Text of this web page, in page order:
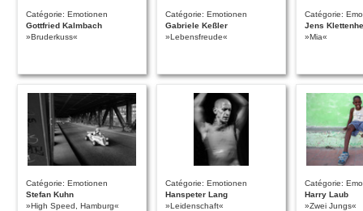
Catégorie: Emotionen
Gottfried Kalmbach
»Bruderkuss«
Catégorie: Emotionen
Gabriele Keßler
»Lebensfreude«
Catégorie:
Jens
»Mia«
Catégorie: Emotionen
Stefan Kuhn
»High Speed, Hamburg«
Catégorie: Emotionen
Hanspeter Lang
»Leidenschaft«
Catégorie:
Harry Laub
»Zwei Jungs«